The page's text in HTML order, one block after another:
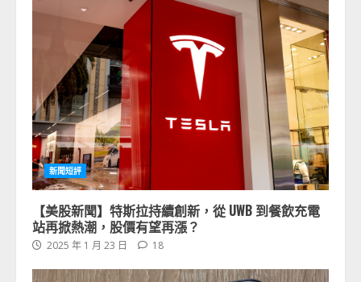
新聞短評
【美股新聞】特斯拉持續創新，從 UWB 到餐飲充電
站再掀熱潮，股價有望再漲？
2025 年 1 月 23 日 18